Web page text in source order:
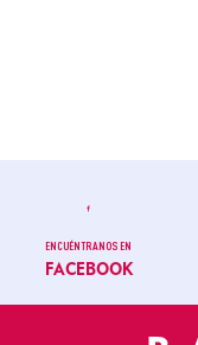
ENCUÉNTRANOS EN
FACEBOOK